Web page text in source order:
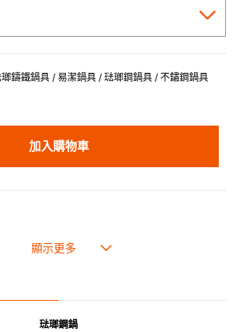
鑄鐵鍋具 / 易潔鍋具 / 琺瑯鋼鍋具 / 不鏽鋼鍋具
加入購物車
琺瑯鋼鍋